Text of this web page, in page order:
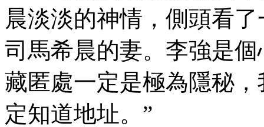
晨淡淡的神情，側頭看
司馬希晨的妻。李強是
藏匿處一定是極為隱秘
定知道地址。”